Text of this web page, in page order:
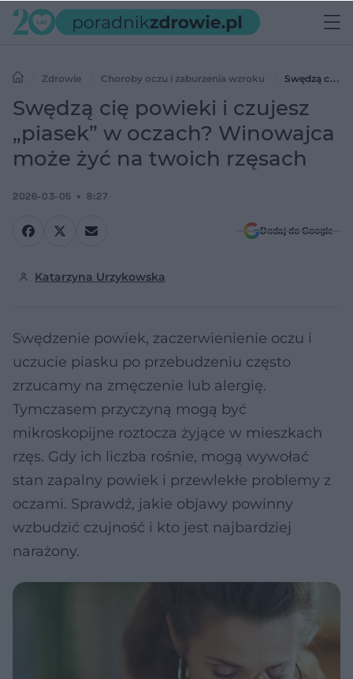
Zdrowie Choroby oczu i zaburzenia wzroku
Swędzą cię
powieki i czujesz „piasek” w oczach? Winowajca może żyć na twoich
Swędzą cię powieki i czujesz
„piasek” w oczach? Winowajca
może żyć na twoich rzęsach
2026-03-05 8:27
Dodaj do Google
Katarzyna Urzykowska
Swędzenie powiek, zaczerwienienie oczu i
uczucie piasku po przebudzeniu często
zrzucamy na zmęczenie lub alergię.
Tymczasem przyczyną mogą być
mikroskopijne roztocza żyjące w mieszkach
rzęs. Gdy ich liczba rośnie, mogą wywołać
stan zapalny powiek i przewlekłe problemy z
oczami. Sprawdź, jakie objawy powinny
wzbudzić czujność i kto jest najbardziej
narażony.